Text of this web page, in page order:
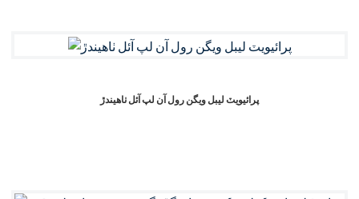
پرائيويٽ ليبل ويگن رول آن لپ آئل ٺاهيندڙ